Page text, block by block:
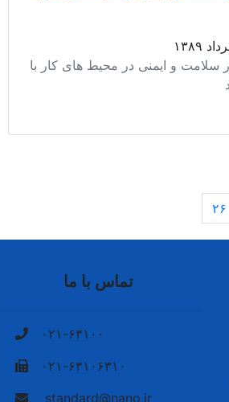
سلامت و ایمنی در محیط های کار با
۲۶
تماس با ما
۰۲۱-۶۳۱۰۰
۰۲۱-۶۳۱۰۶۳۱۰
standard@nano.ir